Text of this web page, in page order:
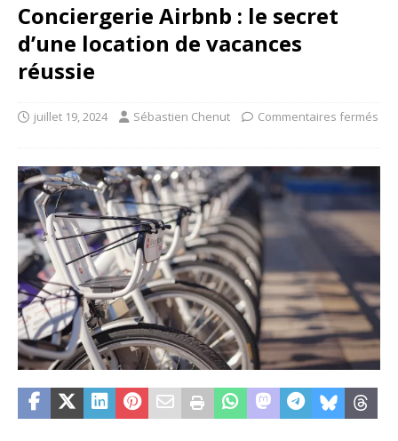
Conciergerie Airbnb : le secret
d’une location de vacances
réussie
juillet 19, 2024 Sébastien Chenut Commentaires fermés